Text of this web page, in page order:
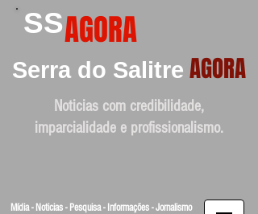
SSAGORA
Serra do Salitre AGORA
Noticias com credibilidade,
imparcialidade e profissionalismo.
Mídia - Noticias - Pesquisa - Informações - Jornalismo